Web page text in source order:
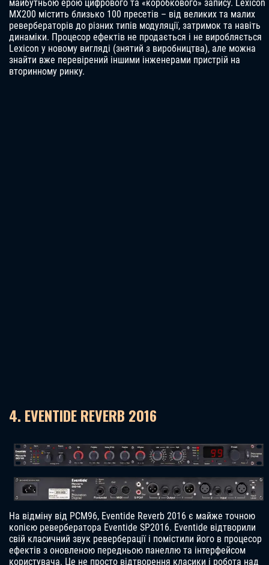
майбутньою ерою цифрового та «коробкового» запису. Lexicon
MX200 містить близько 100 пресетів – від великих та малих
ревербераторів до різних типів модуляції, затримок та навіть
динаміки. Процесор ефектів не продається і не виробляється
Lexicon у новому вигляді (знятий з виробництва), але можна
знайти вже перевірений іншими інженерами пристрій на
вторинному ринку.
4. EVENTIDE REVERB 2016
На відміну від PCM96, Eventide Reverb 2016 є майже точною
копією ревербератора Eventide SP2016. Eventide відтворили
свій класичний звук реверберації і помістили його в процесор
ефектів з оновленою передньою панеллю та інтерфейсом
користувача. Це не просто відтворення класики і робота над